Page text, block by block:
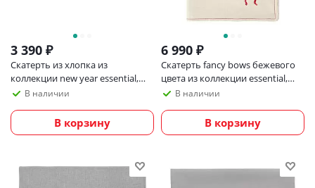
3 390 ₽
Скатерть из хлопка из
коллекции new year essential,
170х170 см
В наличии
В корзину
6 990 ₽
Скатерть fancy bows бежевого
цвета из коллекции essential,
180х240 см
В наличии
В корзину